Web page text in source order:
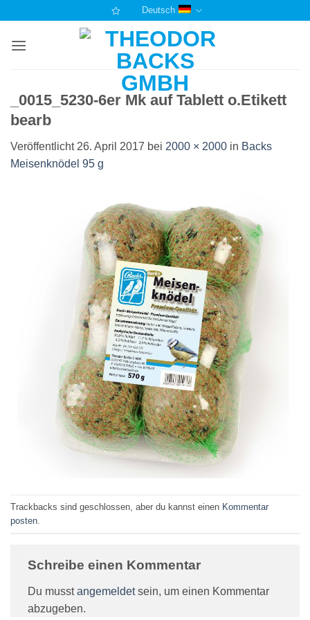
springen
Deutsch
_0015_5230-6er Mk auf Tablett o.Etikett
bearb
Veröffentlicht 26. April 2017 bei 2000 × 2000 in Backs
Meisenknödel 95 g
Trackbacks sind geschlossen, aber du kannst einen Kommentar
posten
Schreibe einen Kommentar
Du musstangemeldetsein, um einen Kommentar
abzugeben.